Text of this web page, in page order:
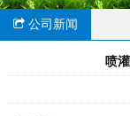
公司新闻
喷